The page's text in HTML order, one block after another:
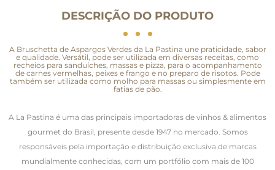
DESCRIÇÃO DO PRODUTO
A Bruschetta de Aspargos Verdes da La Pastina une praticidade, sabor
e qualidade. Versátil, pode ser utilizada em diversas receitas, como
recheios para sanduíches, massas e pizza, para o acompanhamento
de carnes vermelhas, peixes e frango e no preparo de risotos. Pode
também ser utilizada como molho para massas ou simplesmente em
fatias de pão.
A La Pastina é uma das principais importadoras de vinhos & alimentos
gourmet do Brasil, presente desde 1947 no mercado. Somos
responsáveis pela importação e distribuição exclusiva de marcas
mundialmente conhecidas, com um portfólio com mais de 100